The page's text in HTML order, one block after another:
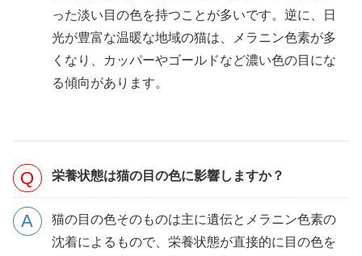
った淡い目の色を持つことが多いです。逆に、日
光が豊富な温暖な地域の猫は、メラニン色素が多
くなり、カッパーやゴールドなど濃い色の目にな
る傾向があります。
栄養状態は猫の目の色に影響しますか？
猫の目の色そのものは主に遺伝とメラニン色素の
沈着によるもので、栄養状態が直接的に目の色を